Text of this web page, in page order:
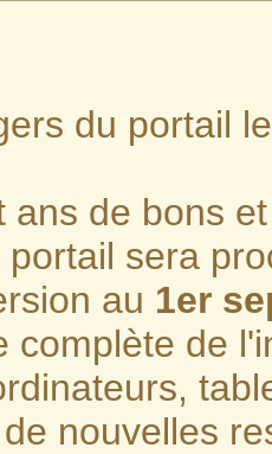
du portail
ans de bons
sera
au 1er
complète de
nouvelles